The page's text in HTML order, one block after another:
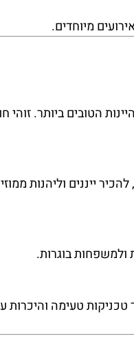
מיוחדים.
הטובים ביותר. זוהי
ייננים וליהנות
ולמשפחות בוגרות.
טעימה והיכרות